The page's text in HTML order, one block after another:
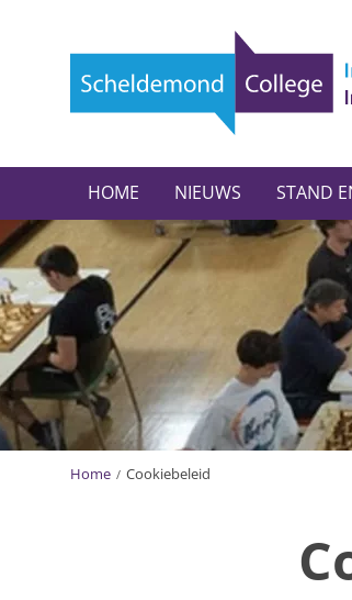
HOME NIEUWS STAND
Home Cookiebeleid